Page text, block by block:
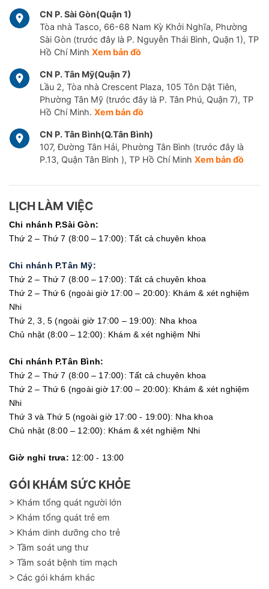
CN P. Sài Gòn(Quận 1)
Tòa nhà Tasco, 66-68 Nam Kỳ Khởi Nghĩa, Phường
Sài Gòn (trước đây là P. Nguyễn Thái Bình, Quận 1), TP
Hồ Chí Minh Xem bản đồ
CN P. Tân Mỹ(Quận 7)
Lầu 2, Tòa nhà Crescent Plaza, 105 Tôn Dật Tiên,
Phường Tân Mỹ (trước đây là P. Tân Phú, Quận 7), TP
Hồ Chí Minh. Xem bản đồ
CN P. Tân Bình(Q.Tân Bình)
107, Đường Tân Hải, Phường Tân Bình (trước đây là
P.13, Quận Tân Bình ), TP Hồ Chí Minh Xem bản đồ
LỊCH LÀM VIỆC
Chi nhánh P.Sài Gòn:
Thứ 2 – Thứ 7 (8:00 – 17:00): Tất cả chuyên khoa
Chi nhánh P.Tân Mỹ:
Thứ 2 – Thứ 7 (8:00 – 17:00): Tất cả chuyên khoa
Thứ 2 – Thứ 6 (ngoài giờ 17:00 – 20:00): Khám & xét nghiệm
Nhi
Thứ 2, 3, 5 (ngoài giờ 17:00 – 19:00): Nha khoa
Chủ nhật (8:00 – 12:00): Khám & xét nghiệm Nhi
Chi nhánh P.Tân Bình:
Thứ 2 – Thứ 7 (8:00 – 17:00): Tất cả chuyên khoa
Thứ 2 – Thứ 6 (ngoài giờ 17:00 – 20:00): Khám & xét nghiệm
Nhi
Thứ 3 và Thứ 5 (ngoài giờ 17:00 - 19:00): Nha khoa
Chủ nhật (8:00 – 12:00): Khám & xét nghiệm Nhi
Giờ nghỉ trưa: 12:00 - 13:00
GÓI KHÁM SỨC KHỎE
> Khám tổng quát người lớn
> Khám tổng quát trẻ em
> Khám dinh dưỡng cho trẻ
> Tầm soát ung thư
> Tầm soát bệnh tim mạch
> Các gói khám khác